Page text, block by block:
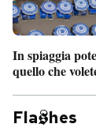
In spiaggia
quello che
Fla hes